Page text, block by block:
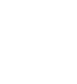
WooCommerce